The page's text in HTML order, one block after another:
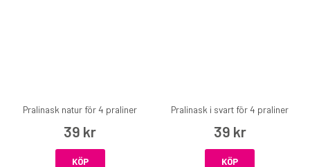
Pralinask natur för 4 praliner
39 kr
KÖP
Pralinask i svart för 4 praliner
39 kr
KÖP